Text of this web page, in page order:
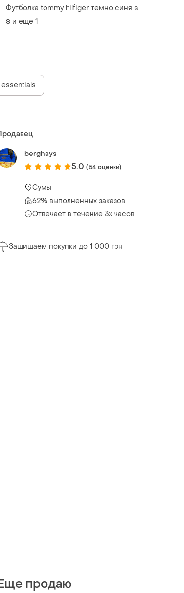
Футболка tommy hilfiger темно синя s
S и еще 1
berghays
5.0 (54 оценки)
Сумы
62% выполненных заказов
Отвечает в течение 3х часов
Защищаем покупки до 1 000 грн
продаю